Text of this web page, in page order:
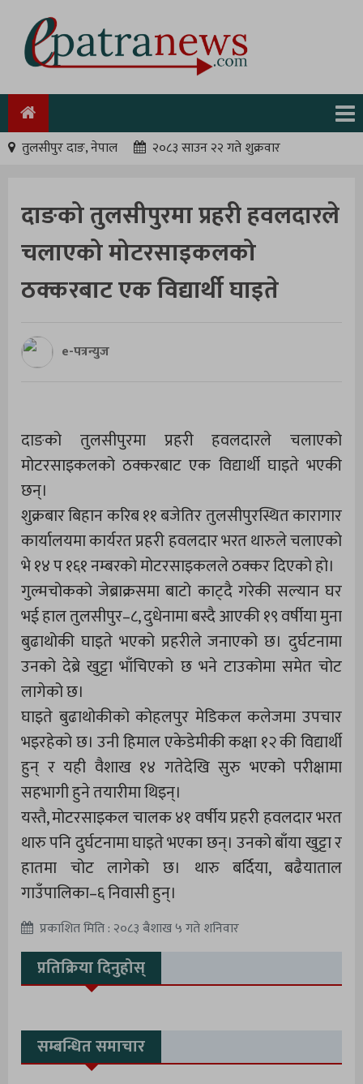
तुलसीपुर दाङ, नेपाल २०८३ साउन २२ गते शुक्रवार
दाङको तुलसीपुरमा प्रहरी हवलदारले
चलाएको मोटरसाइकलको
ठक्करबाट एक विद्यार्थी घाइते
e-पत्रन्युज
दाङको तुलसीपुरमा प्रहरी हवलदारले चलाएको
मोटरसाइकलको ठक्करबाट एक विद्यार्थी घाइते भएकी
छन्।
शुक्रबार बिहान करिब ११ बजेतिर तुलसीपुरस्थित कारागार
कार्यालयमा कार्यरत प्रहरी हवलदार भरत थारुले चलाएको
भे १४ प १६१ नम्बरको मोटरसाइकलले ठक्कर दिएको हो।
गुल्मचोकको जेब्राक्रसमा बाटो काट्दै गरेकी सल्यान घर
भई हाल तुलसीपुर–८, दुधेनामा बस्दै आएकी १९ वर्षीया मुना
बुढाथोकी घाइते भएको प्रहरीले जनाएको छ। दुर्घटनामा
उनको देब्रे खुट्टा भाँचिएको छ भने टाउकोमा समेत चोट
लागेको छ।
घाइते बुढाथोकीको कोहलपुर मेडिकल कलेजमा उपचार
भइरहेको छ। उनी हिमाल एकेडेमीकी कक्षा १२ की विद्यार्थी
हुन् र यही वैशाख १४ गतेदेखि सुरु भएको परीक्षामा
सहभागी हुने तयारीमा थिइन्।
यस्तै, मोटरसाइकल चालक ४१ वर्षीय प्रहरी हवलदार भरत
थारु पनि दुर्घटनामा घाइते भएका छन्। उनको बाँया खुट्टा र
हातमा चोट लागेको छ। थारु बर्दिया, बढैयाताल
गाउँपालिका–६ निवासी हुन्।
प्रकाशित मिति : २०८३ बैशाख ५ गते शनिवार
प्रतिक्रिया दिनुहोस्
सम्बन्धित समाचार